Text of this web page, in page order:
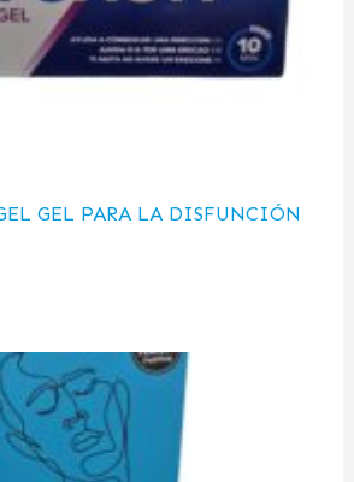
GEL PARA LA DISFUNCIÓN